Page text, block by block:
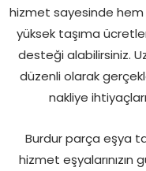
hizmet sayesinde
yüksek taşıma
desteği alabilirsiniz.
düzenli olarak
nakliye
Burdur parça eşya
hizmet